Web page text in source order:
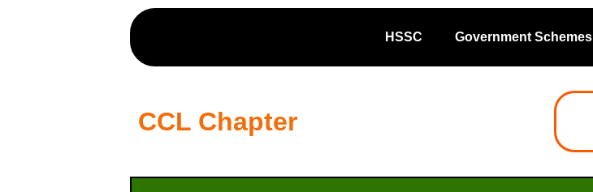
HSSC Government Schemes
CCL Chapter